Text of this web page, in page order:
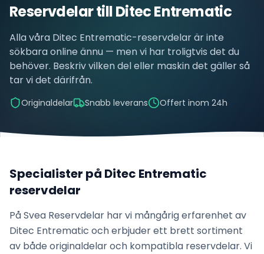
Reservdelar tillDitec Entrematic
Alla våra Ditec Entrematic-reservdelar är inte
sökbara online ännu — men vi har troligtvis det du
behöver. Beskriv vilken del eller maskin det gäller så
tar vi det därifrån.
Originaldelar Snabb leverans Offert inom 24h
Specialister på Ditec Entrematic
reservdelar
På Svea Reservdelar har vi mångårig erfarenhet av
Ditec Entrematic och erbjuder ett brett sortiment
av både originaldelar och kompatibla reservdelar. Vi